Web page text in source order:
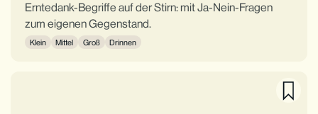
Erntedank-Begriffe auf der Stirn: mit Ja-Nein-Fragen
zum eigenen Gegenstand.
Klein Mittel Groß Drinnen